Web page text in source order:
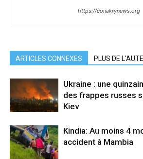
https://conakrynews.org
ARTICLES CONNEXES PLUS DE
Ukraine : une
des frappes russes
Kiev
Kindia: Au moins 4
accident à Mambia